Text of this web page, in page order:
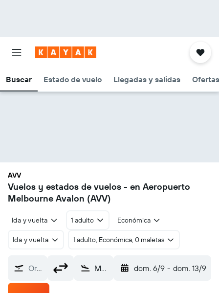
Buscar Estado de vuelo Llegadas y salidas Ofertas
AVV
Vuelos y estados de vuelos - en Aeropuerto
Melbourne Avalon (AVV)
Ida y vuelta 1 adulto Económica
Ida y vuelta 1 adulto, Económica, 0 maletas
Origen Melbourne Avalon (AVV) dom. 6/9 - dom. 13/9